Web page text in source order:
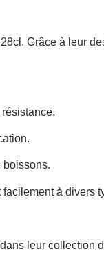
Grâce à leur
boissons.
à divers
leur collection